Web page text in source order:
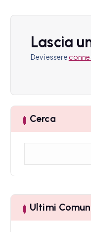
i
a
r
t
o
Lascia
Devi essere
Cerca
a
Ultimi